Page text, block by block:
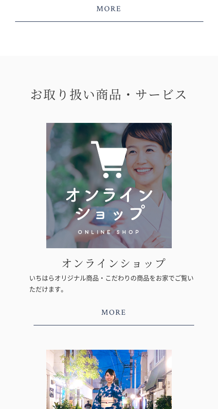
MORE
お取り扱い商品・サービス
オンラインショップ
いちはらオリジナル商品・こだわりの商品をお家でご覧い
ただけます。
MORE